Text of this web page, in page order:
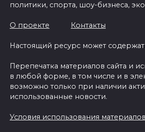
политики, спорта, шоу-бизнеса,
О проекте Контакты
Настоящий ресурс может
Перепечатка материалов сайта и
в любой форме, в том числе и в
возможно только при наличии
использованные новости.
Условия использования